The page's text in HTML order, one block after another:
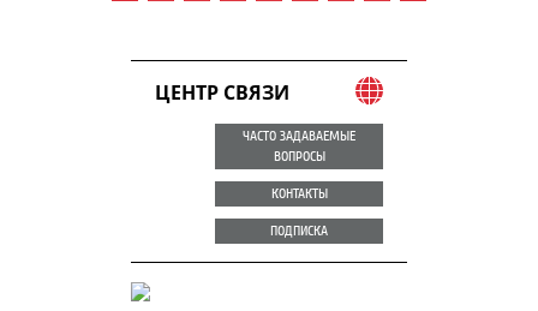
ЦЕНТР СВЯЗИ
ЧАСТО ЗАДАВАЕМЫЕ
ВОПРОСЫ
КОНТАКТЫ
ПОДПИСКА